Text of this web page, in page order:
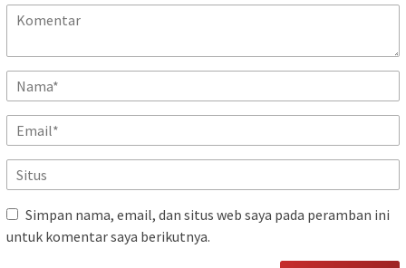
Simpan nama, email, dan situs web saya pada peramban ini
untuk komentar saya berikutnya.